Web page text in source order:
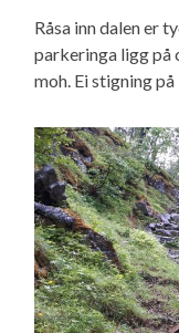
Råsa inn dalen er
parkeringa ligg på
moh. Ei stigning